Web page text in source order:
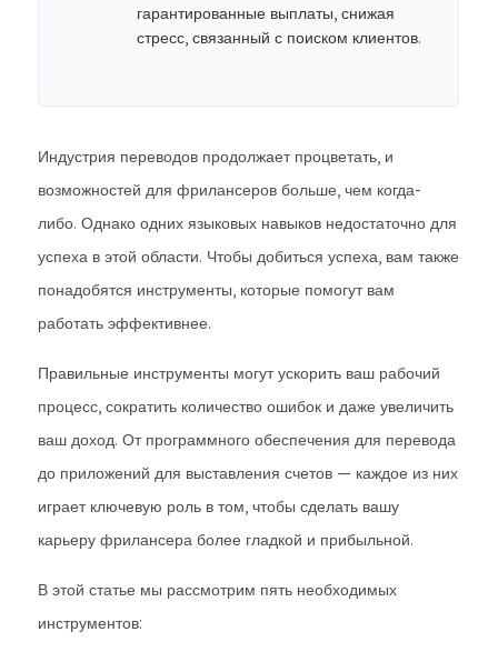
гарантированные выплаты, снижая
стресс, связанный с поиском клиентов.
Индустрия переводов продолжает процветать, и
возможностей для фрилансеров больше, чем когда-
либо. Однако одних языковых навыков недостаточно для
успеха в этой области. Чтобы добиться успеха, вам также
понадобятся инструменты, которые помогут вам
работать эффективнее.
Правильные инструменты могут ускорить ваш рабочий
процесс, сократить количество ошибок и даже увеличить
ваш доход. От программного обеспечения для перевода
до приложений для выставления счетов — каждое из них
играет ключевую роль в том, чтобы сделать вашу
карьеру фрилансера более гладкой и прибыльной.
В этой статье мы рассмотрим пять необходимых
инструментов: